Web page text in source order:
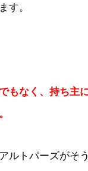
す。
もなく、持ち主
ルトパーズがそ